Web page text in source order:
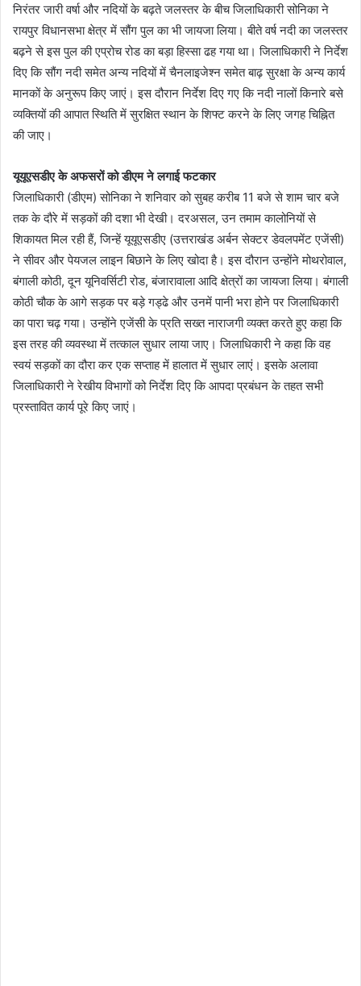
निरंतर जारी वर्षा और नदियों के बढ़ते जलस्तर के बीच जिलाधिकारी सोनिका ने
रायपुर विधानसभा क्षेत्र में सौंग पुल का भी जायजा लिया। बीते वर्ष नदी का जलस्तर
बढ़ने से इस पुल की एप्रोच रोड का बड़ा हिस्सा ढह गया था। जिलाधिकारी ने निर्देश
दिए कि सौंग नदी समेत अन्य नदियों में चैनलाइजेश्न समेत बाढ़ सुरक्षा के अन्य कार्य
मानकों के अनुरूप किए जाएं। इस दौरान निर्देश दिए गए कि नदी नालों किनारे बसे
व्यक्तियों की आपात स्थिति में सुरक्षित स्थान के शिफ्ट करने के लिए जगह चिह्नित
की जाए।
यूयूएसडीए के अफसरों को डीएम ने लगाई फटकार
जिलाधिकारी (डीएम) सोनिका ने शनिवार को सुबह करीब 11 बजे से शाम चार बजे
तक के दौरे में सड़कों की दशा भी देखी। दरअसल, उन तमाम कालोनियों से
शिकायत मिल रही हैं, जिन्हें यूयूएसडीए (उत्तराखंड अर्बन सेक्टर डेवलपमेंट एजेंसी)
ने सीवर और पेयजल लाइन बिछाने के लिए खोदा है। इस दौरान उन्होंने मोथरोवाल,
बंगाली कोठी, दून यूनिवर्सिटी रोड, बंजारावाला आदि क्षेत्रों का जायजा लिया। बंगाली
कोठी चौक के आगे सड़क पर बड़े गड्ढे और उनमें पानी भरा होने पर जिलाधिकारी
का पारा चढ़ गया। उन्होंने एजेंसी के प्रति सख्त नाराजगी व्यक्त करते हुए कहा कि
इस तरह की व्यवस्था में तत्काल सुधार लाया जाए। जिलाधिकारी ने कहा कि वह
स्वयं सड़कों का दौरा कर एक सप्ताह में हालात में सुधार लाएं। इसके अलावा
जिलाधिकारी ने रेखीय विभागों को निर्देश दिए कि आपदा प्रबंधन के तहत सभी
प्रस्तावित कार्य पूरे किए जाएं।